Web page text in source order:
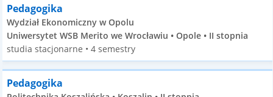
Pedagogika
Wydział Ekonomiczny w Opolu
Uniwersytet WSB Merito we Wrocławiu • Opole • II stopnia
studia stacjonarne • 4 semestry
Pedagogika